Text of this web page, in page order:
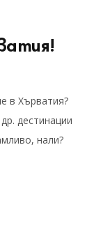
в Хърватия?
дестинации
нали?